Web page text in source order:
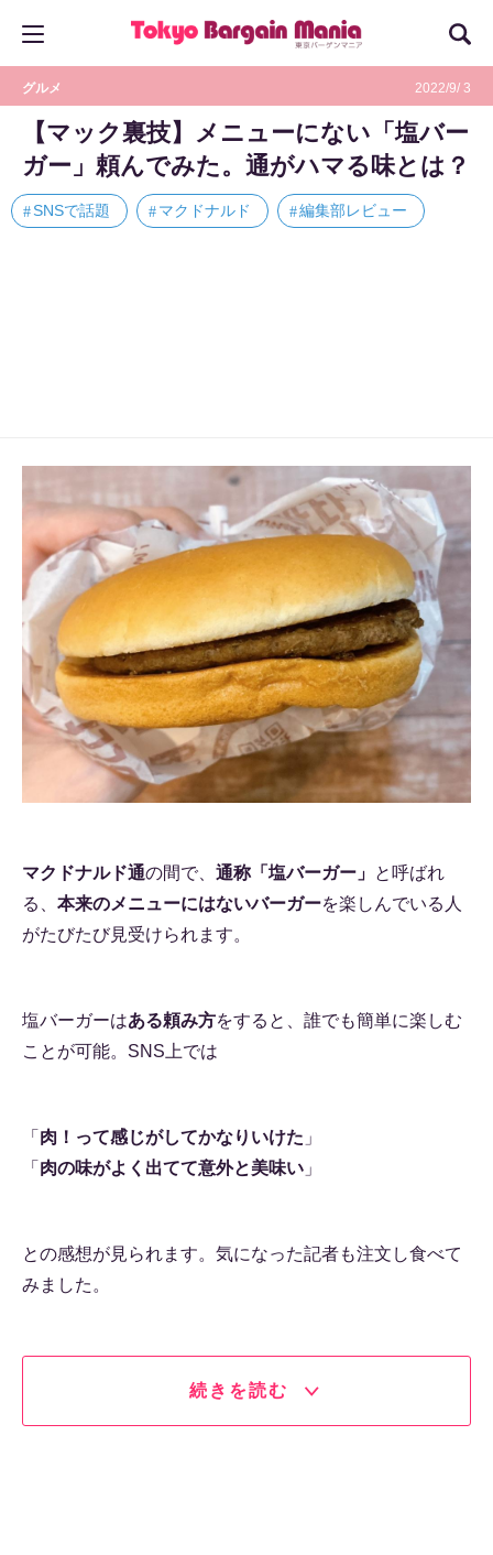
グルメ 2022/9/ 3
【マック裏技】メニューにない「塩バー
ガー」頼んでみた。通がハマる味とは？
SNSで話題 マクドナルド 編集部レビュー
マクドナルド通の間で、 通称「塩バーガー」 と呼ばれ
る、 本来のメニューにはないバーガーを楽しんでいる人
がたびたび見受けられます。
塩バーガーはある頼み方をすると、誰でも簡単に楽しむ
ことが可能。SNS上では
「 肉！って感じがしてかなりいけた 」
「 肉の味がよく出てて意外と美味い 」
との感想が見られます。気になった記者も注文し食べて
みました。
続きを読む